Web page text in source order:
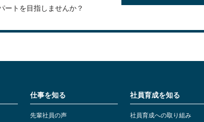
ートを目指しませんか？
仕事を知る
先輩社員の声
社員育成を知る
社員育成への取り組み